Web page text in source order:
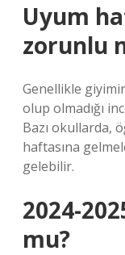
Uyum
zorunlu
Genellikle
olup olmadığı
Bazı okullarda,
haftasına
gelebilir.
2024-
mu?